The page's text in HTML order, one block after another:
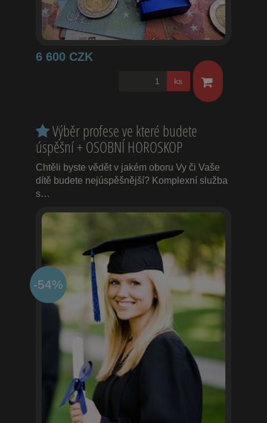
6 600 CZK
ks
-54%
Výběr profese ve které budete
úspěšní + OSOBNÍ HOROSKOP
Chtěli byste vědět v jakém oboru Vy či Vaše
dítě budete nejúspěšnější? Komplexní služba
s…